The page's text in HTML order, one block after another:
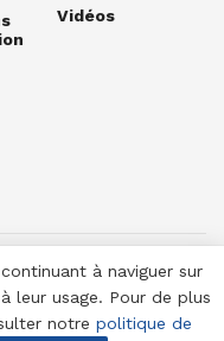
Vidéos
à naviguer sur
leur usage. Pour de plus
notre politique de